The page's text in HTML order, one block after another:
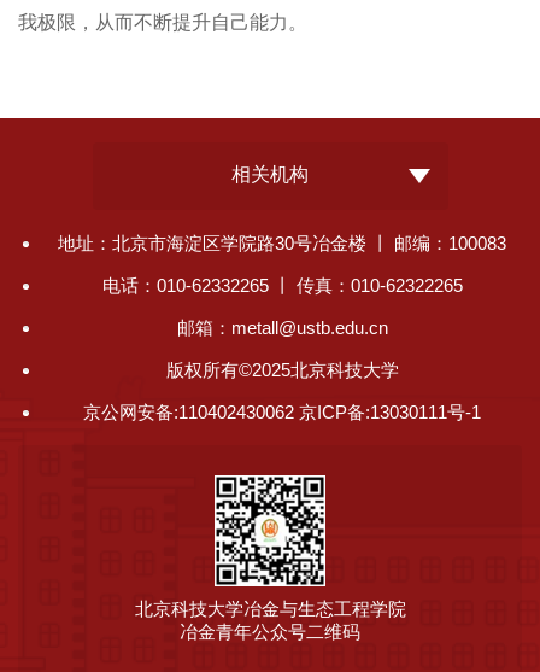
我极限，从而不断提升自己能力。
相关机构
地址：北京市海淀区学院路30号冶金楼 丨 邮编：100083
电话：010-62332265 丨 传真：010-62322265
邮箱：metall@ustb.edu.cn
版权所有©2025北京科技大学
京公网安备:110402430062 京ICP备:13030111号-1
北京科技大学冶金与生态工程学院
冶金青年公众号二维码